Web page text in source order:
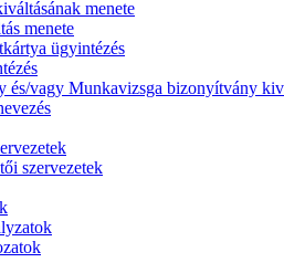
menete
menete
ügyintézés
vagy Munkavizsga bizonyítvány
szervezetek